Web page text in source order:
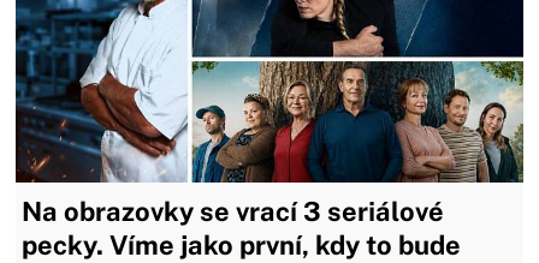
Na obrazovky se vrací 3 seriálové
pecky. Víme jako první, kdy to bude